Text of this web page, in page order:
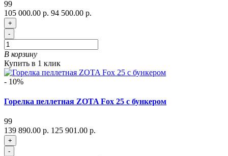
99
105 000.00 р. 94 500.00 р.
+
-
В корзину
Купить в 1 клик
- 10%
Горелка пеллетная ZOTA Fox 25 с бункером
99
139 890.00 р. 125 901.00 р.
+
-